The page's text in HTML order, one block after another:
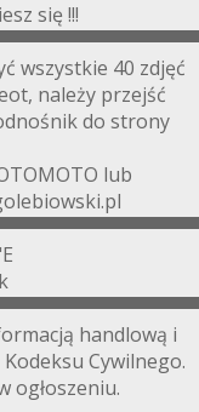
się !!!
wszystkie 40 zdjęć
należy przejść
do strony
lub
handlową i
Cywilnego.
ogłoszeniu.